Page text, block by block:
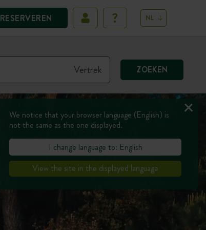
RESERVEREN NL
ZOEKEN
We notice that your browser language (English) is
not the same as the one displayed.
I change language to: English
View the site in the displayed language